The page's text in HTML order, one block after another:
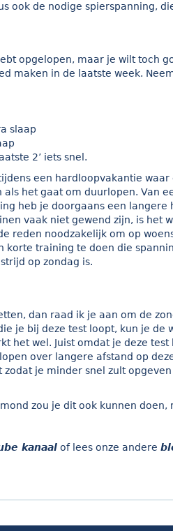
ook de nodige spierspanning,
opgelopen, maar je wilt toch
maken in de laatste week.
slaap
2’ iets snel.
een hardloopvakantie
het gaat om duurlopen. Van
heb je doorgaans een
vaak niet gewend zijn, is het
reden noodzakelijk om op
korte training te doen die
op zondag is.
dan raad ik je aan om de
je bij deze test loopt, kun je de
het wel. Juist omdat je deze
over langere afstand op
je minder snel zult
zou je dit ook kunnen
kanaal of lees onze andere